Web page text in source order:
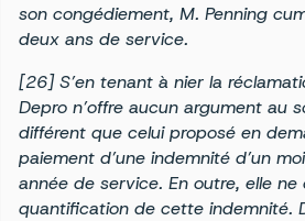
son congédiement, M. Penning
deux ans de service.
[26] S’en tenant à nier la
Depro n’offre aucun argument au
différent que celui proposé en
paiement d’une indemnité d’un
année de service. En outre, elle
quantification de cette indemnité.